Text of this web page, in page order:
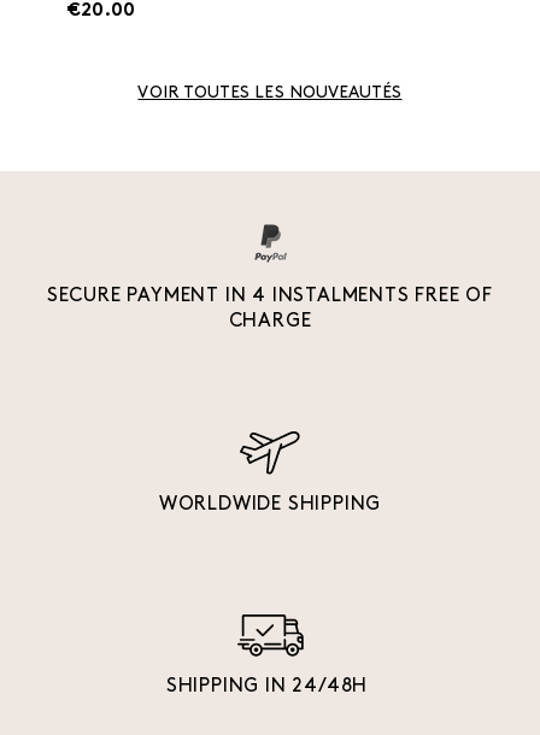
€20.00
VOIR TOUTES LES NOUVEAUTÉS
SECURE PAYMENT IN 4 INSTALMENTS FREE OF
CHARGE
WORLDWIDE SHIPPING
SHIPPING IN 24/48H